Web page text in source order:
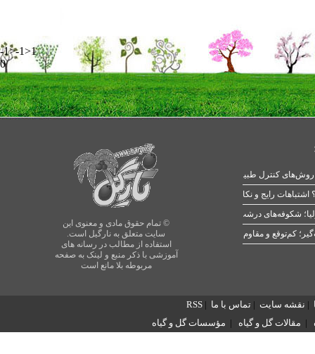
-1>-1>1
0
© تمام حقوق مادی و معنوی این
سایت متعلق به نارگیل است.
استفاده از مطالب در رسانه های
آموزشی با ذکر منبع و لینک به صفحه
مربوطه بلا مانع است
رایج و نکات طلایی
شکوفه‌های درشت در بهار
| نقشه سایت | تماس با ما |
RSS
| مقالات گل و گیاه | مؤسسات گل و گیاه